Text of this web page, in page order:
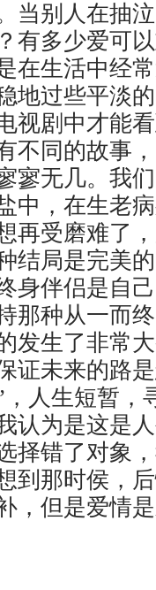
当别人在抽
有多少爱可
在生活中经
地过些平淡
视剧中才能
不同的故事
寥无几。我
中，在生老
再受磨难了
结局是完美
身伴侣是自
那种从一而
发生了非常
证未来的路
人生短暂，
认为是这是
择错了对象
到那时侯，
，但是爱情